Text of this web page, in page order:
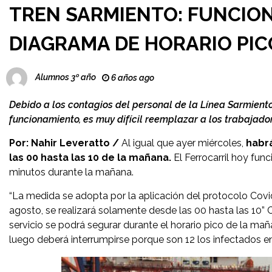
TREN SARMIENTO:
DIAGRAMA DE HORARIO
Alumnos 3º año 6 años ago
Debido a los contagios del personal de la Línea
funcionamiento, es muy difícil reemplazar a los
Por: Nahir Leveratto / Al igual que ayer miércoles,
las 00 hasta las 10 de la mañana. El Ferrocarril hoy
minutos durante la mañana.
“La medida se adopta por la aplicación del protocolo
agosto, se realizará solamente desde las 00 hasta las
servicio se podrá segurar durante el horario pico de la
luego deberá interrumpirse porque son 12 los infectados